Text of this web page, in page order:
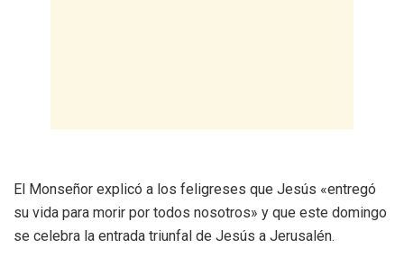
El Monseñor explicó a los feligreses que Jesús «entregó
su vida para morir por todos nosotros» y que este domingo
se celebra la entrada triunfal de Jesús a Jerusalén.